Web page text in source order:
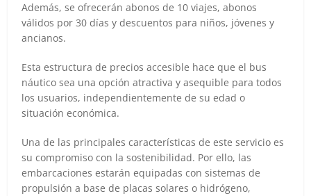
Además, se ofrecerán abonos de 10 viajes, abonos
válidos por 30 días y descuentos para niños, jóvenes y
ancianos.
Esta estructura de precios accesible hace que el bus
náutico sea una opción atractiva y asequible para todos
los usuarios, independientemente de su edad o
situación económica.
Una de las principales características de este servicio es
su compromiso con la sostenibilidad. Por ello, las
embarcaciones estarán equipadas con sistemas de
propulsión a base de placas solares o hidrógeno,